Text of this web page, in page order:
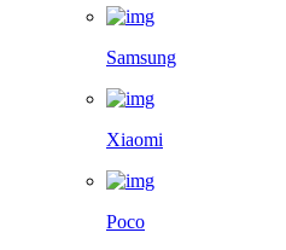
Samsung
Xiaomi
Poco